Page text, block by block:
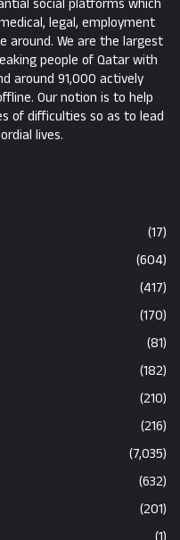
social platforms which
legal, employment
around. We are the largest
people of Qatar with
around 91,000 actively
Our notion is to help
of difficulties so as to lead
lives.
(17)
(604)
(417)
(170)
(81)
(182)
(210)
(216)
(7,035)
(632)
(201)